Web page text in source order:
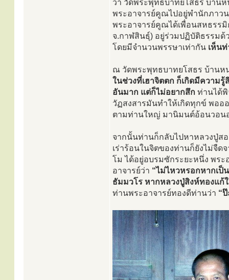
ว่า วัดพระพุทธบาทยโสธร บ้าน
พระอาจารย์คูณไปอยู่พำนักภาว
พระอาจารย์คูณได้เพื่อนสหธรร
จ.กาฬสินธุ์) อยู่ร่วมปฏิบัติธรรมด้
โดยมีจำนวนพรรษาเท่ากัน เห็น
ณ วัดพระพุทธบาทยโสธร บ้านห
ในช่วงที่เฮาจิตตก ก็เกิดมีความ
อันมาก แต่ก็ไม่อยากสึก ท่านได้พิ
วัฏสงสารมันทำให้เกิดทุกข์ พออ
ตามท่านใหญ่ มานิมนต์อ้อนวอนอ
จากนั้นท่านก็กลับไปหาหลวงปู่ส
เร่าร้อนในจิตของท่านก็ยังไม่จืด
โม ได้อยู่อบรมซักระยะหนึ่ง พร
อาจารย์ว่า “ไม่ไหวหรอกหากเป็
ธัมมวโร หากหลวงปู่สิงห์ทองแ
ท่านพระอาจารย์ทองดีท่านว่า “